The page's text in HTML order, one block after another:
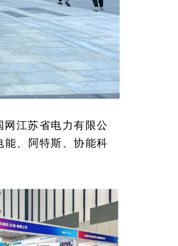
江苏省电力有限公
能、阿特斯、协能科